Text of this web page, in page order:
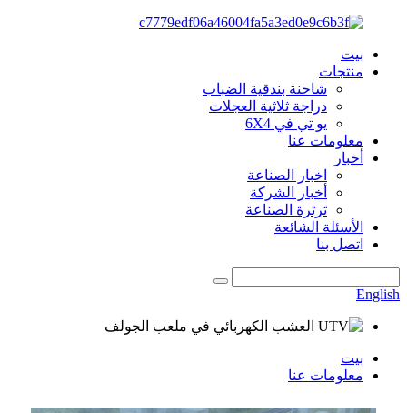
بيت
منتجات
شاحنة بندقية الضباب
دراجة ثلاثية العجلات
يو تي في 6X4
معلومات عنا
أخبار
اخبار الصناعة
أخبار الشركة
ثرثرة الصناعة
الأسئلة الشائعة
اتصل بنا
English
بيت
معلومات عنا